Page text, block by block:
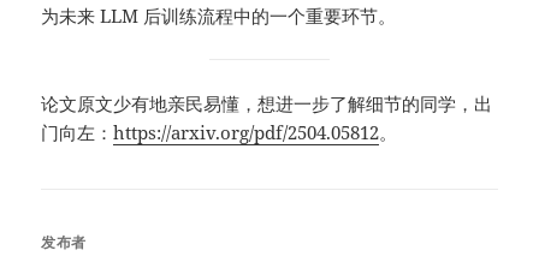
为未来 LLM 后训练流程中的一个重要环节。
论文原文少有地亲民易懂，想进一步了解细节的同学，出
门向左：https://arxiv.org/pdf/2504.05812。
发布者